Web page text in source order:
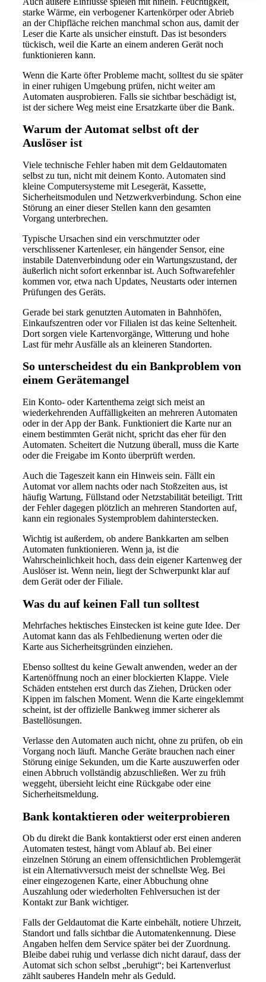
starke Wärme, ein verbogener Kartenkörper oder Abrieb
an der Chipfläche reichen manchmal schon aus, damit der
Leser die Karte als unsicher einstuft. Das ist besonders
tückisch, weil die Karte an einem anderen Gerät noch
funktionieren kann.
Wenn die Karte öfter Probleme macht, solltest du sie später
in einer ruhigen Umgebung prüfen, nicht weiter am
Automaten ausprobieren. Falls sie sichtbar beschädigt ist,
ist der sichere Weg meist eine Ersatzkarte über die Bank.
Warum der Automat selbst oft der
Auslöser ist
Viele technische Fehler haben mit dem Geldautomaten
selbst zu tun, nicht mit deinem Konto. Automaten sind
kleine Computersysteme mit Lesegerät, Kassette,
Sicherheitsmodulen und Netzwerkverbindung. Schon eine
Störung an einer dieser Stellen kann den gesamten
Vorgang unterbrechen.
Typische Ursachen sind ein verschmutzter oder
verschlissener Kartenleser, ein hängender Sensor, eine
instabile Datenverbindung oder ein Wartungszustand, der
äußerlich nicht sofort erkennbar ist. Auch Softwarefehler
kommen vor, etwa nach Updates, Neustarts oder internen
Prüfungen des Geräts.
Gerade bei stark genutzten Automaten in Bahnhöfen,
Einkaufszentren oder vor Filialen ist das keine Seltenheit.
Dort sorgen viele Kartenvorgänge, Witterung und hohe
Last für mehr Ausfälle als an kleineren Standorten.
So unterscheidest du ein Bankproblem von
einem Gerätemangel
Ein Konto- oder Kartenthema zeigt sich meist an
wiederkehrenden Auffälligkeiten an mehreren Automaten
oder in der App der Bank. Funktioniert die Karte nur an
einem bestimmten Gerät nicht, spricht das eher für den
Automaten. Scheitert die Nutzung überall, muss die Karte
oder die Freigabe im Konto überprüft werden.
Auch die Tageszeit kann ein Hinweis sein. Fällt ein
Automat vor allem nachts oder nach Stoßzeiten aus, ist
häufig Wartung, Füllstand oder Netzstabilität beteiligt. Tritt
der Fehler dagegen plötzlich an mehreren Standorten auf,
kann ein regionales Systemproblem dahinterstecken.
Wichtig ist außerdem, ob andere Bankkarten am selben
Automaten funktionieren. Wenn ja, ist die
Wahrscheinlichkeit hoch, dass dein eigener Kartenweg der
Auslöser ist. Wenn nein, liegt der Schwerpunkt klar auf
dem Gerät oder der Filiale.
Was du auf keinen Fall tun solltest
Mehrfaches hektisches Einstecken ist keine gute Idee. Der
Automat kann das als Fehlbedienung werten oder die
Karte aus Sicherheitsgründen einziehen.
Ebenso solltest du keine Gewalt anwenden, weder an der
Kartenöffnung noch an einer blockierten Klappe. Viele
Schäden entstehen erst durch das Ziehen, Drücken oder
Kippen im falschen Moment. Wenn die Karte eingeklemmt
scheint, ist der offizielle Bankweg immer sicherer als
Bastellösungen.
Verlasse den Automaten auch nicht, ohne zu prüfen, ob ein
Vorgang noch läuft. Manche Geräte brauchen nach einer
Störung einige Sekunden, um die Karte auszuwerfen oder
einen Abbruch vollständig abzuschließen. Wer zu früh
weggeht, übersieht leicht eine Rückgabe oder eine
Sicherheitsmeldung.
Bank kontaktieren oder weiterprobieren
Ob du direkt die Bank kontaktierst oder erst einen anderen
Automaten testest, hängt vom Ablauf ab. Bei einer
einzelnen Störung an einem offensichtlichen Problemgerät
ist ein Alternativversuch meist der schnellste Weg. Bei
einer eingezogenen Karte, einer Abbuchung ohne
Auszahlung oder wiederholten Fehlversuchen ist der
Kontakt zur Bank wichtiger.
Falls der Geldautomat die Karte einbehält, notiere Uhrzeit,
Standort und falls sichtbar die Automatenkennung. Diese
Angaben helfen dem Service später bei der Zuordnung.
Bleibe dabei ruhig und verlasse dich nicht darauf, dass der
Automat sich schon selbst „beruhigt“; bei Kartenverlust
zählt sauberes Handeln mehr als Geduld.